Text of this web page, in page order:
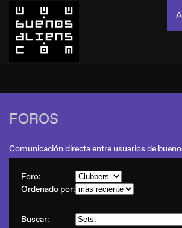
FOROS
Comunicación directa entre usuarios de
Foro:
Ordenado por:
Buscar: